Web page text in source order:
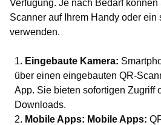
Verfügung. Je nach Bedarf
Scanner auf Ihrem Handy oder ein
verwenden.
Eingebaute Kamera:
über einen eingebauten QR-
App. Sie bieten sofortigen Zugriff
Downloads.
Mobile Apps: Mobile Apps: